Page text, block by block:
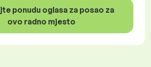
ponudu oglasa za posao za
ovo radno mjesto